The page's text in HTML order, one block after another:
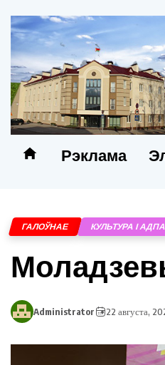
Рэклама
ГАЛОЎНАЕ КУЛЬТУРА І
Administrator 22 августа,